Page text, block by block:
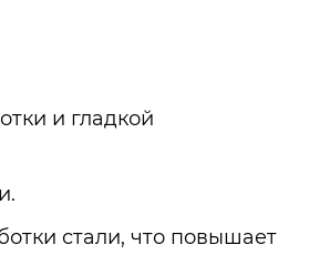
и гладкой
стали, что повышает